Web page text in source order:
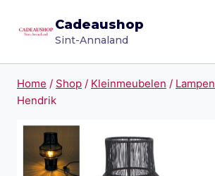
naar
Cadeaushop
Sint-Annaland
Home / Shop / Kleinmeubelen / Lampen
Hendrik